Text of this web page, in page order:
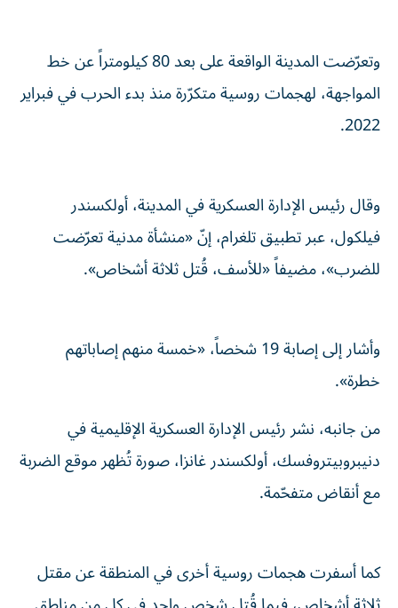
وتعرّضت المدينة الواقعة على بعد 80 كيلومتراً عن خط
المواجهة، لهجمات روسية متكرّرة منذ بدء الحرب في فبراير
2022.
وقال رئيس الإدارة العسكرية في المدينة، أولكسندر
فيلكول، عبر تطبيق تلغرام، إنّ «منشأة مدنية تعرّضت
للضرب»، مضيفاً «للأسف، قُتل ثلاثة أشخاص».
وأشار إلى إصابة 19 شخصاً، «خمسة منهم إصاباتهم
خطرة».
من جانبه، نشر رئيس الإدارة العسكرية الإقليمية في
دنيبروبيتروفسك، أولكسندر غانزا، صورة تُظهر موقع الضربة
مع أنقاض متفحّمة.
كما أسفرت هجمات روسية أخرى في المنطقة عن مقتل